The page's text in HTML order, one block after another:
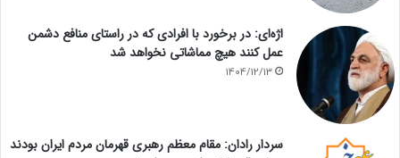
اژه‌ای: در برخورد با افرادی که در راستای منافع دشمن
عمل کنند هیچ مماشاتی نخواهد شد
1404/12/13
سردار رادان: مقام معظم رهبری قهرمان مردم ایران بودند